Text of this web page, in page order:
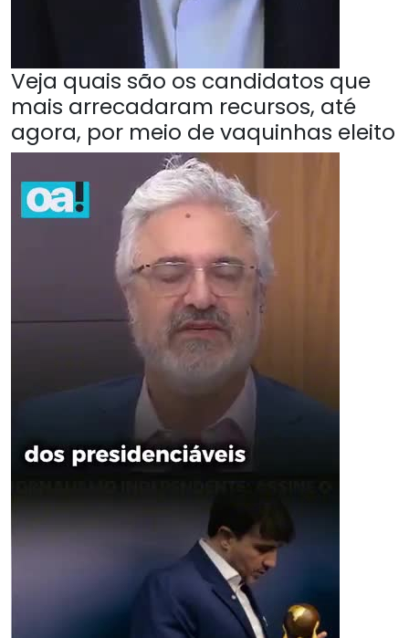
Veja quais são os candidatos que
mais arrecadaram recursos, até
agora, por meio de vaquinhas eleito